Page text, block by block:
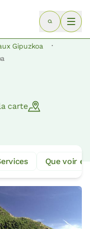
Gipuzkoa ·
carte
Que voir et